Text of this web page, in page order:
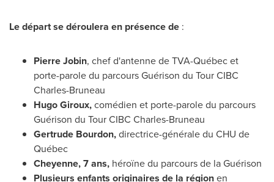
Le départ se déroulera en présence de :
Pierre Jobin, chef d'antenne de TVA­-Québec et
porte-parole du parcours Guérison du Tour CIBC
Charles-Bruneau
Hugo Giroux,comédien et porte-parole du parcours
Guérison du Tour CIBC Charles-Bruneau
Gertrude Bourdon,directrice-générale du CHU de
Québec
Cheyenne, 7 ans, héroïne du parcours de la Guérison
Plusieurs enfants originaires de la régionen